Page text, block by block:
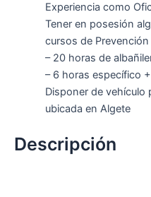
Experiencia como
Tener en posesión
cursos de
– 20 horas de
– 6 horas específico
Disponer de vehículo
ubicada en Algete
Descripción